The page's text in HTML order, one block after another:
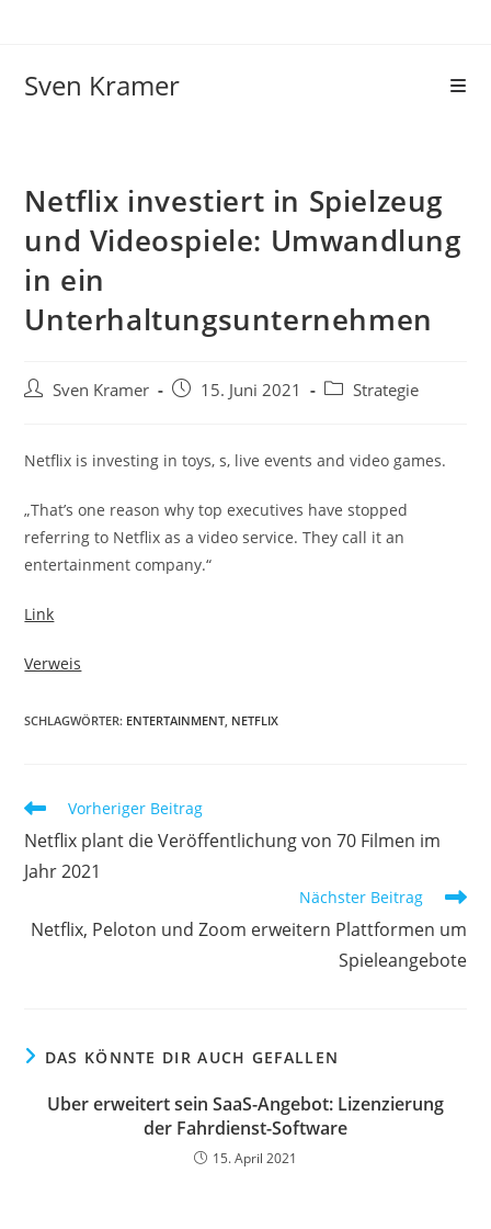
Sven Kramer
Netflix investiert in Spielzeug
und Videospiele: Umwandlung
in ein
Unterhaltungsunternehmen
Sven Kramer 15. Juni 2021 Strategie
Netflix is investing in toys, s, live events and video games.
„That’s one reason why top executives have stopped
referring to Netflix as a video service. They call it an
entertainment company.“
Link
Verweis
SCHLAGWÖRTER: ENTERTAINMENT, NETFLIX
Vorheriger Beitrag
Netflix plant die Veröffentlichung von 70 Filmen im
Jahr 2021
Nächster Beitrag
Netflix, Peloton und Zoom erweitern Plattformen um
Spieleangebote
DAS KÖNNTE DIR AUCH GEFALLEN
Uber erweitert sein SaaS-Angebot: Lizenzierung
der Fahrdienst-Software
15. April 2021